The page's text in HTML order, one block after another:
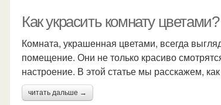
Как украсить комнату цветами?
Комната, украшенная цветами, всегда
помещение. Они не только красиво
настроение. В этой статье мы расскажем,
читать дальше →